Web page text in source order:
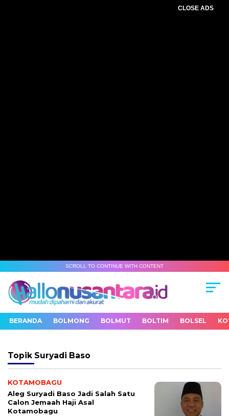
CLOSE ADS
SCROLL TO CONTINUE WITH CONTENT
BERANDA BOLMONG BOLMUT BOLTIM BOLSEL
Topik Suryadi Baso
KOTAMOBAGU
Aleg Suryadi Baso Jadi Salah Satu
Calon Jemaah Haji Asal
Kotamobagu